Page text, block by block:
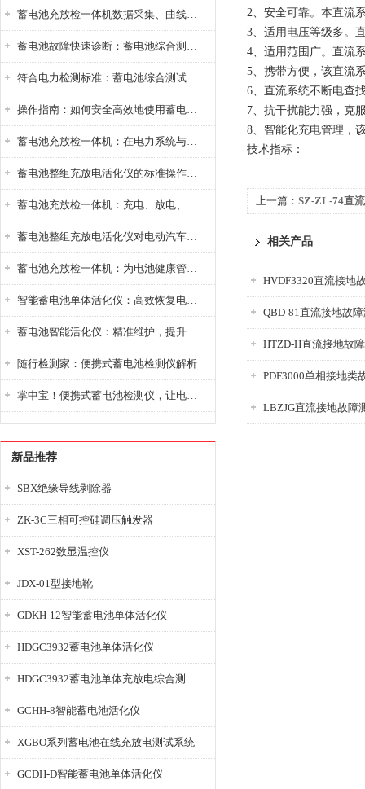
蓄电池充放检一体机数据采集、曲线分析与电池健康状态智能评估功能详解
蓄电池故障快速诊断：蓄电池综合测试仪判断落后电池的方法与标准
符合电力检测标准：蓄电池综合测试仪测试规范与精度校准方法详解
操作指南：如何安全高效地使用蓄电池智能活化仪？
蓄电池充放检一体机：在电力系统与储能设备中的创新应用，确保蓄电池性能与可靠性
蓄电池整组充放电活化仪的标准操作流程：从接线设置到充放电参数设定的安全规范
蓄电池充放检一体机：充电、放电、检测三功能集成设备
蓄电池整组充放电活化仪对电动汽车电池有帮助吗？
蓄电池充放检一体机：为电池健康管理提供一站式解决方案
智能蓄电池单体活化仪：高效恢复电池性能，延长蓄电池使用寿命
蓄电池智能活化仪：精准维护，提升电池健康状态
随行检测家：便携式蓄电池检测仪解析
掌中宝！便携式蓄电池检测仪，让电池检测变得简单又快捷！
新品推荐
SBX绝缘导线剥除器
ZK-3C三相可控硅调压触发器
XST-262数显温控仪
JDX-01型接地靴
GDKH-12智能蓄电池单体活化仪
HDGC3932蓄电池单体活化仪
HDGC3932蓄电池单体充放电综合测试仪
GCHH-8智能蓄电池活化仪
XGBO系列蓄电池在线充放电测试系统
GCDH-D智能蓄电池单体活化仪
2、安全可靠。本直流
3、适用电压等级多。
4、适用范围广。直流
5、携带方便，该直流
6、直流系统不断电查
7、抗干扰能力强，克
8、智能化充电管理，
技术指标：
上一篇： SZ-ZL-74直
相关产品
HVDF3320直流接地
QBD-81直流接地故
HTZD-H直流接地故
PDF3000单相接地类
LBZJG直流接地故障